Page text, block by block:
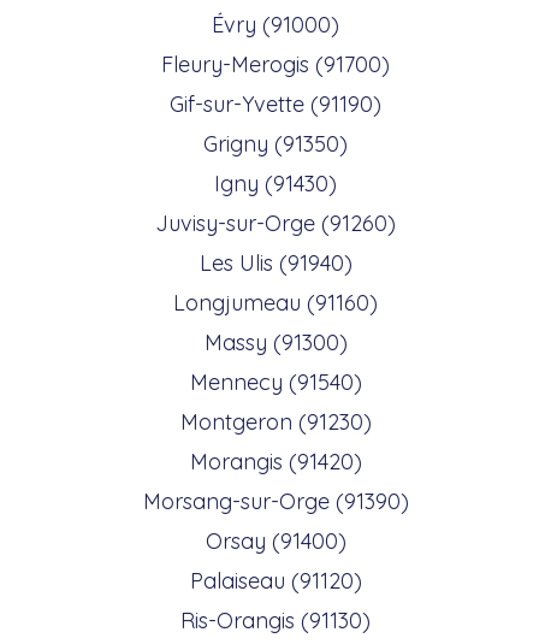
Évry (91000)
Fleury-Merogis (91700)
Gif-sur-Yvette (91190)
Grigny (91350)
Igny (91430)
Juvisy-sur-Orge (91260)
Les Ulis (91940)
Longjumeau (91160)
Massy (91300)
Mennecy (91540)
Montgeron (91230)
Morangis (91420)
Morsang-sur-Orge (91390)
Orsay (91400)
Palaiseau (91120)
Ris-Orangis (91130)